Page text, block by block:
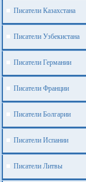
Писатели Казахстана
Писатели Узбекистана
Писатели Германии
Писатели Франции
Писатели Болгарии
Писатели Испании
Писатели Литвы